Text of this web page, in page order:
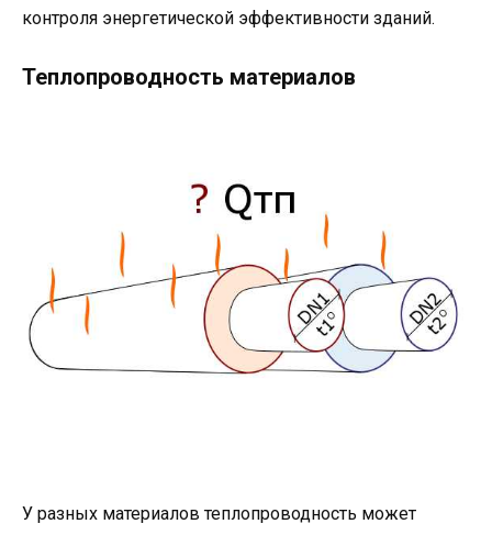
контроля энергетической эффективности зданий.
Теплопроводность материалов
У разных материалов теплопроводность может